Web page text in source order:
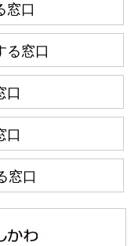
窓口
る窓口
口
口
窓口